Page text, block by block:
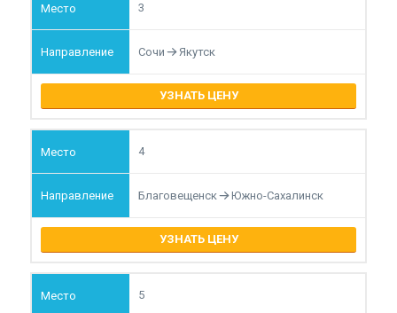
3
Сочи Якутск
УЗНАТЬ ЦЕНУ
4
Благовещенск Южно-Сахалинск
УЗНАТЬ ЦЕНУ
5